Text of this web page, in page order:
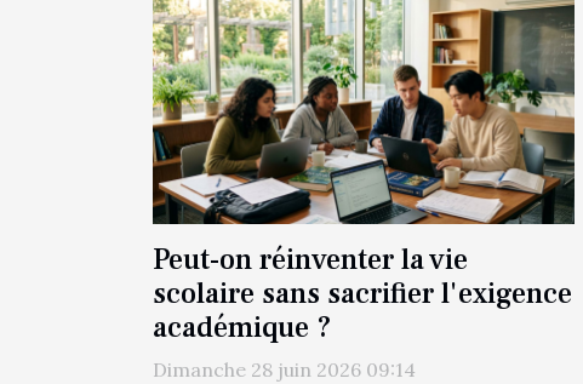
Peut-on réinventer la vie
scolaire sans sacrifier l'exigence
académique ?
Dimanche 28 juin 2026 09:14